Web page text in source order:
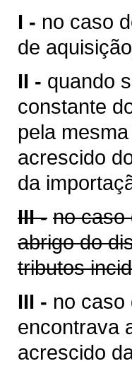
I - no caso
de
II - quando
constante
pela
acrescido
da
III - no caso
abrigo do
tributos
III - no caso
encontrava
acrescido